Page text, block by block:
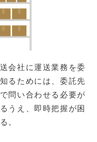
会社に運送業務を委
るためには、委託先
問い合わせる必要が
うえ、即時把握が困
。